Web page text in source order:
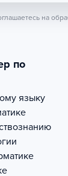
на
по
языку